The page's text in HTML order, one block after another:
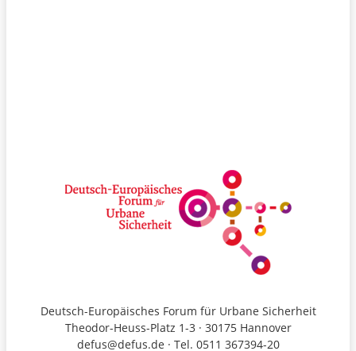
Deutsch-Europäisches Forum für Urbane Sicherheit
Theodor-Heuss-Platz 1-3 · 30175 Hannover
defus@defus.de · Tel. 0511 367394-20